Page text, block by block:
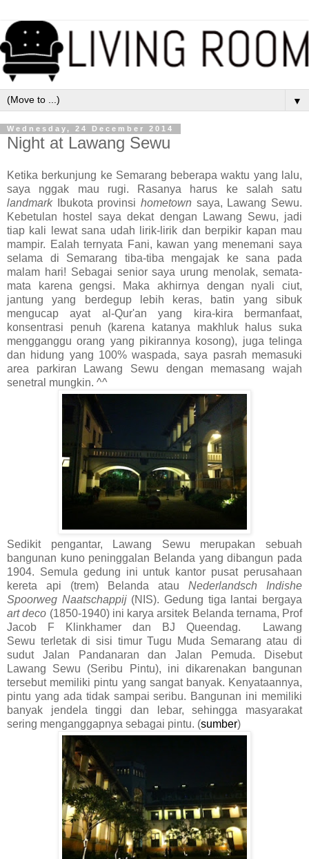
▼
Wednesday, 24 December 2014
Night at Lawang Sewu
Ketika berkunjung ke Semarang beberapa waktu yang lalu,
saya nggak mau rugi. Rasanya harus ke salah satu
landmarkIbukota provinsi hometown saya, Lawang Sewu.
Kebetulan hostel saya dekat dengan Lawang Sewu, jadi
tiap kali lewat sana udah lirik-lirik dan berpikir kapan mau
mampir. Ealah ternyata Fani, kawan yang menemani saya
selama di Semarang tiba-tiba mengajak ke sana pada
malam hari! Sebagai senior saya urung menolak, semata-
mata karena gengsi. Maka akhirnya dengan nyali ciut,
jantung yang berdegup lebih keras, batin yang sibuk
mengucap ayat al-Qur'an yang kira-kira bermanfaat,
konsentrasi penuh (karena katanya makhluk halus suka
mengganggu orang yang pikirannya kosong), juga telinga
dan hidung yang 100% waspada, saya pasrah memasuki
area parkiran Lawang Sewu dengan memasang wajah
senetral mungkin. ^^
Sedikit pengantar, Lawang Sewu merupakan sebuah
bangunan kuno peninggalan Belanda yang dibangun pada
1904. Semula gedung ini untuk kantor pusat perusahaan
kereta api (trem) Belanda atau Nederlandsch Indishe
Spoorweg Naatschappij(NIS). Gedung tiga lantai bergaya
art deco (1850-1940) ini karya arsitek Belanda ternama, Prof
Jacob F Klinkhamer dan BJ Queendag. Lawang
Sewu terletak di sisi timur Tugu Muda Semarang atau di
sudut Jalan Pandanaran dan Jalan Pemuda. Disebut
Lawang Sewu (Seribu Pintu), ini dikarenakan bangunan
tersebut memiliki pintu yang sangat banyak. Kenyataannya,
pintu yang ada tidak sampai seribu. Bangunan ini memiliki
banyak jendela tinggi dan lebar, sehingga masyarakat
sering menganggapnya sebagai pintu. (sumber)